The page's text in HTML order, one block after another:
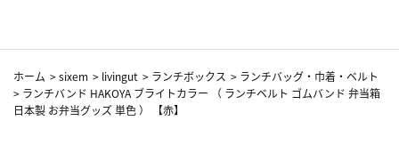
ホーム >sixem > livingut > ランチボックス > ランチバッグ・巾着・ベルト
> ランチバンド HAKOYA ブライトカラー （ ランチベルト ゴムバンド 弁当箱
日本製 お弁当グッズ 単色 ） 【赤】